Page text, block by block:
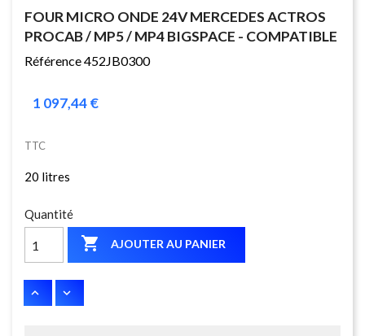
FOUR MICRO ONDE 24V MERCEDES ACTROS
PROCAB / MP5 / MP4 BIGSPACE - COMPATIBLE
Référence 452JB0300
1 097,44 €
TTC
20 litres
Quantité
 AJOUTER AU PANIER